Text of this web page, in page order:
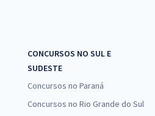
CONCURSOS NO SUL E
SUDESTE
Concursos no Paraná
Concursos no Rio Grande do Sul